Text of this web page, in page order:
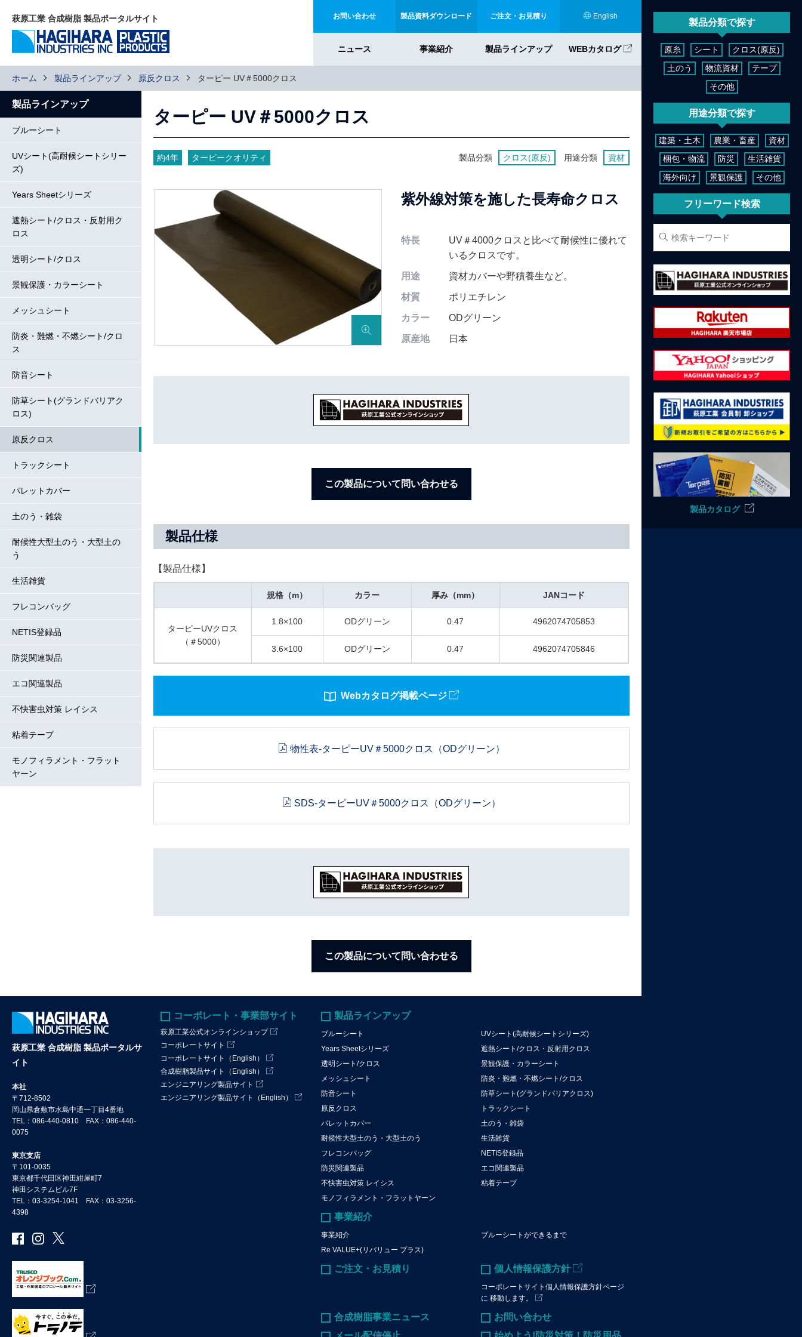
萩原工業 合成樹脂 製品ポータルサイト お問い合わせ 製品資料ダウンロード ご注文・お見積り English
ニュース 事業紹介 製品ラインアップ WEBカタログ
ホーム 製品ラインアップ 原反クロス ターピー UV＃5000クロス
製品ラインアップ
ブルーシート
UVシート(高耐候シートシリー
ズ)
Years Sheetシリーズ
遮熱シート/クロス・反射用ク
ロス
透明シート/クロス
景観保護・カラーシート
メッシュシート
防炎・難燃・不燃シート/クロ
ス
防音シート
防草シート(グランドバリアク
ロス)
原反クロス
トラックシート
パレットカバー
土のう・雑袋
耐候性大型土のう・大型土の
う
生活雑貨
フレコンバッグ
NETIS登録品
防災関連製品
エコ関連製品
不快害虫対策 レイシス
粘着テープ
モノフィラメント・フラット
ヤーン
ターピー UV＃5000クロス
約4年 ターピークオリティ 製品分類 クロス(原反) 用途分類 資材
紫外線対策を施した長寿命クロス
特長
UV＃4000クロスと比べて耐候性に優れて
いるクロスです。
用途 資材カバーや野積養生など。
材質 ポリエチレン
カラー ODグリーン
原産地 日本
この製品について問い合わせる
製品仕様
【製品仕様】
規格（m） カラー 厚み（mm） JANコード
ターピーUVクロス
（＃5000）
1.8×100 ODグリーン 0.47 4962074705853
3.6×100 ODグリーン 0.47 4962074705846
Webカタログ掲載ページ
物性表-ターピーUV＃5000クロス（ODグリーン）
SDS-ターピーUV＃5000クロス（ODグリーン）
この製品について問い合わせる
萩原工業 合成樹脂 製品ポータルサ
イト
本社
〒712-8502
岡山県倉敷市水島中通一丁目4番地
TEL：086-440-0810 FAX：086-440-
0075
東京支店
〒101-0035
東京都千代田区神田紺屋町7
神田システムビル7F
TEL：03-3254-1041 FAX：03-3256-
4398
コーポレート・事業部サイト
萩原工業公式オンラインショップ
コーポレートサイト
コーポレートサイト（English）
合成樹脂製品サイト（English）
エンジニアリング製品サイト
エンジニアリング製品サイト（English）
製品ラインアップ
ブルーシート
UVシート(高耐候シートシリーズ)
Years Sheetシリーズ
遮熱シート/クロス・反射用クロス
透明シート/クロス
景観保護・カラーシート
メッシュシート
防炎・難燃・不燃シート/クロス
防音シート
防草シート(グランドバリアクロス)
原反クロス
トラックシート
パレットカバー
土のう・雑袋
耐候性大型土のう・大型土のう
生活雑貨
フレコンバッグ
NETIS登録品
防災関連製品
エコ関連製品
不快害虫対策 レイシス
粘着テープ
モノフィラメント・フラットヤーン
事業紹介
事業紹介
ブルーシートができるまで
Re VALUE+(リバリュー プラス)
ご注文・お見積り 個人情報保護方針
コーポレートサイト個人情報保護方針ページ
に 移動します。
合成樹脂事業ニュース
お問い合わせ
製品分類で探す
原糸 シート
クロス(原反)
土のう
物流資材
テープ
その他
用途分類で探す
建築・土木 農業・畜産
資材
梱包・物流
防災
生活雑貨
海外向け
景観保護 その他
フリーワード検索
製品カタログ